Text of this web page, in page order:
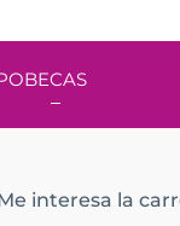
BECAS
interesa la